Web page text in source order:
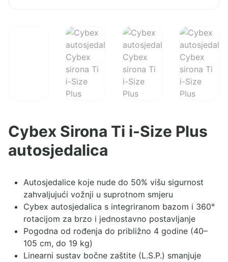
Cybex Sirona Ti i-Size Plus
autosjedalica
Autosjedalice koje nude do 50% višu sigurnost
zahvaljujući vožnji u suprotnom smjeru
Cybex autosjedalica s integriranom bazom i 360°
rotacijom za brzo i jednostavno postavljanje
Pogodna od rođenja do približno 4 godine (40–
105 cm, do 19 kg)
Linearni sustav bočne zaštite (L.S.P.) smanjuje